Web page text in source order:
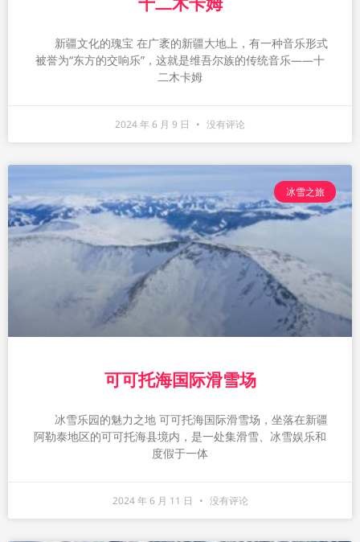
新疆文化的瑰宝 在广袤的新疆大地上，有一种音乐形式
被誉为“东方的交响乐”，这就是维吾尔族的传统音乐——十
二木卡姆
2024 年 6 月 9 日 没有评论
冰雪之旅
可可托海国际滑雪场
冰雪乐园的魅力之地 可可托海国际滑雪场，坐落在新疆
阿勒泰地区的可可托海县境内，是一处集滑雪、冰雪娱乐和
度假于一体
2024 年 6 月 11 日 没有评论